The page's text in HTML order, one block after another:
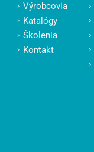
Výrobcovia
Katalógy
Školenia
Kontakt